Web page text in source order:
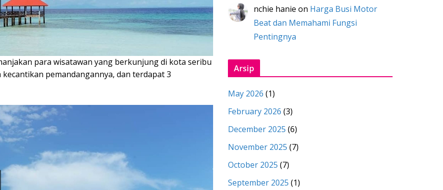
para wisatawan yang berkunjung di kota seribu
pemandangannya, dan terdapat 3
nchie hanie on Harga Busi Motor
Beat dan Memahami Fungsi
Pentingnya
Arsip
May 2026 (1)
February 2026 (3)
December 2025 (6)
November 2025 (7)
October 2025 (7)
September 2025 (1)